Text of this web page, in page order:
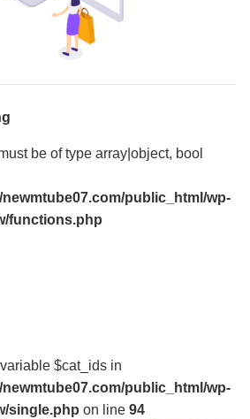
be of type array|object, bool
public_html/wp-
functions.php
$cat_ids in
public_html/wp-
single.php on line 94